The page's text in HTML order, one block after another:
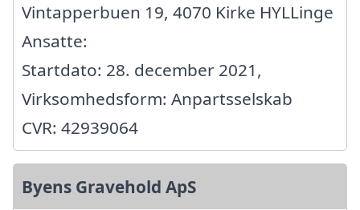
Vintapperbuen 19, 4070 Kirke HYLLinge
Ansatte:
Startdato: 28. december 2021,
Virksomhedsform: Anpartsselskab
CVR: 42939064
Byens Gravehold ApS